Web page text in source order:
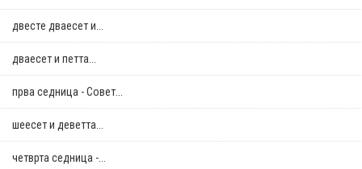
двестe дваесет и...
дваесет и петта...
прва седница - Совет...
шеесет и деветта...
четврта седница -...